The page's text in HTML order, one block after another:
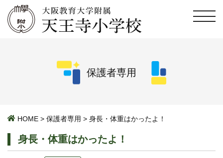
保護者専用
HOME > 保護者専用 > 身長・体重はかったよ！
身長・体重はかったよ！